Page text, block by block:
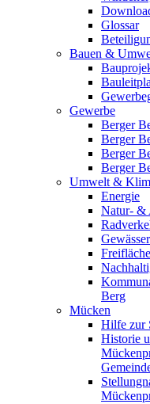
Glossar
Bauen &
Gewerbe
Berger
Berger
Berger
Berger
Umwelt &
Energie
Natur- &
Gewässer
Berg
Mücken
Hilfe zur
Historie